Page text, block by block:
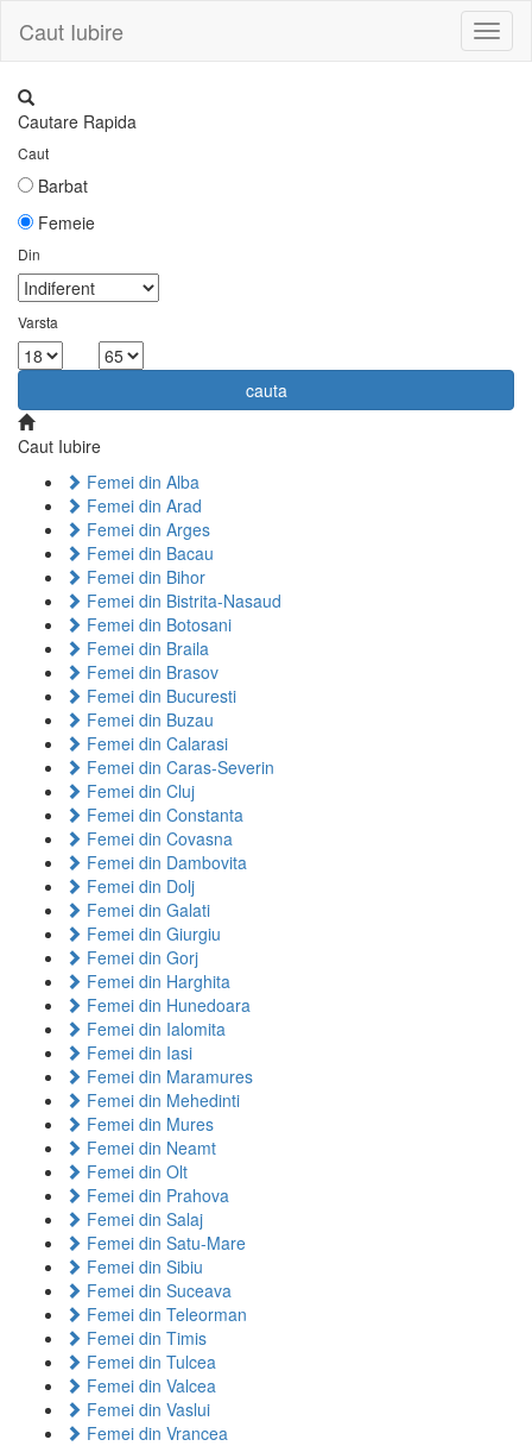
Caut Iubire
Cautare Rapida
Caut
Barbat
Femeie
Din
Varsta
cauta
Caut Iubire
Femei din Alba
Femei din Arad
Femei din Arges
Femei din Bacau
Femei din Bihor
Femei din Bistrita-Nasaud
Femei din Botosani
Femei din Braila
Femei din Brasov
Femei din Bucuresti
Femei din Buzau
Femei din Calarasi
Femei din Caras-Severin
Femei din Cluj
Femei din Constanta
Femei din Covasna
Femei din Dambovita
Femei din Dolj
Femei din Galati
Femei din Giurgiu
Femei din Gorj
Femei din Harghita
Femei din Hunedoara
Femei din Ialomita
Femei din Iasi
Femei din Maramures
Femei din Mehedinti
Femei din Mures
Femei din Neamt
Femei din Olt
Femei din Prahova
Femei din Salaj
Femei din Satu-Mare
Femei din Sibiu
Femei din Suceava
Femei din Teleorman
Femei din Timis
Femei din Tulcea
Femei din Valcea
Femei din Vaslui
Femei din Vrancea